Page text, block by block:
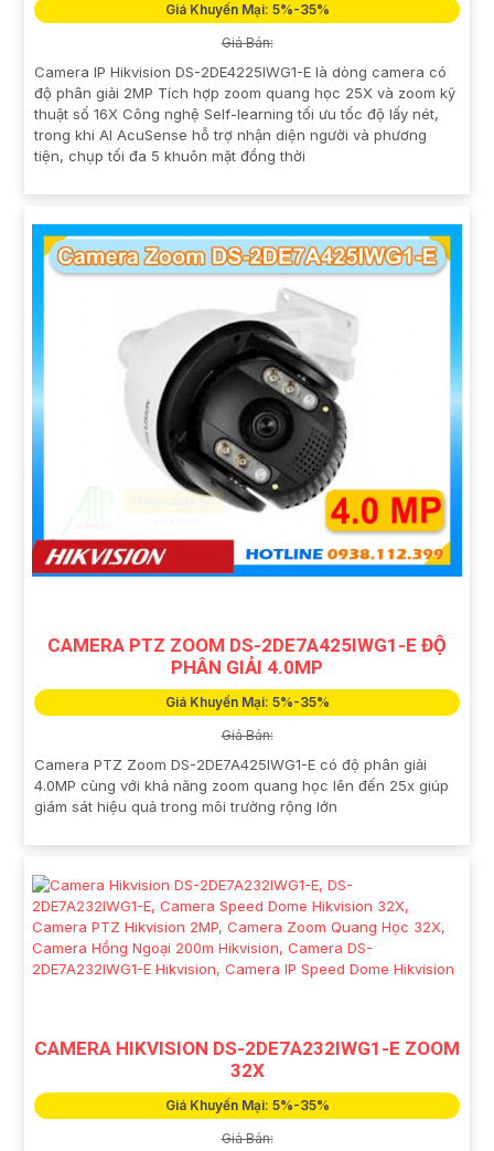
Giá Khuyến Mại: 5%-35%
Giá Bán:
Camera IP Hikvision DS-2DE4225IWG1-E là dòng camera có
độ phân giải 2MP Tích hợp zoom quang học 25X và zoom kỹ
thuật số 16X Công nghệ Self-learning tối ưu tốc độ lấy nét,
trong khi AI AcuSense hỗ trợ nhận diện người và phương
tiện, chụp tối đa 5 khuôn mặt đồng thời
CAMERA PTZ ZOOM DS-2DE7A425IWG1-E ĐỘ
PHÂN GIẢI 4.0MP
Giá Khuyến Mại: 5%-35%
Giá Bán:
Camera PTZ Zoom DS-2DE7A425IWG1-E có độ phân giải
4.0MP cùng với khả năng zoom quang học lên đến 25x giúp
giám sát hiệu quả trong môi trường rộng lớn
CAMERA HIKVISION DS-2DE7A232IWG1-E ZOOM
32X
Giá Khuyến Mại: 5%-35%
Giá Bán: